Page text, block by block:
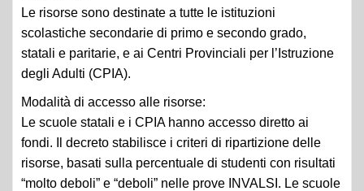
Le risorse sono destinate a tutte le istituzioni
scolastiche secondarie di primo e secondo grado,
statali e paritarie, e ai Centri Provinciali per l’Istruzione
degli Adulti (CPIA).
Modalità di accesso alle risorse:
Le scuole statali e i CPIA hanno accesso diretto ai
fondi. Il decreto stabilisce i criteri di ripartizione delle
risorse, basati sulla percentuale di studenti con risultati
“molto deboli” e “deboli” nelle prove INVALSI. Le scuole